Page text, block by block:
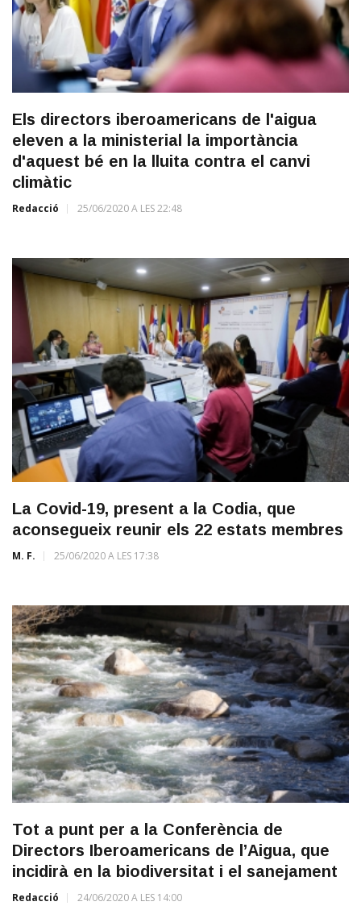
Els directors iberoamericans de l'aigua
eleven a la ministerial la importància
d'aquest bé en la lluita contra el canvi
climàtic
Redacció 25/06/2020 A LES 22:48
La Covid-19, present a la Codia, que
aconsegueix reunir els 22 estats membres
M. F. 25/06/2020 A LES 17:38
Tot a punt per a la Conferència de
Directors Iberoamericans de l’Aigua, que
incidirà en la biodiversitat i el sanejament
Redacció 24/06/2020 A LES 14:00